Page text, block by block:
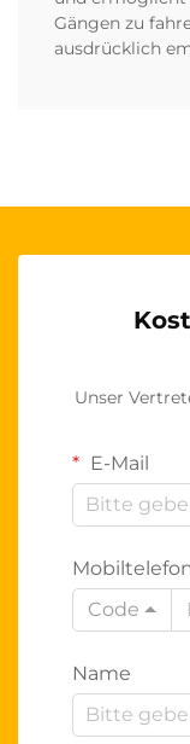
Gängen zu
ausdrücklich
Unser
E-Mail
Code
Name